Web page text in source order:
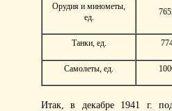
Орудия и минометы,
ед.
Танки, ед.
Самолеты, ед.
Итак, в декабре 1941 г.